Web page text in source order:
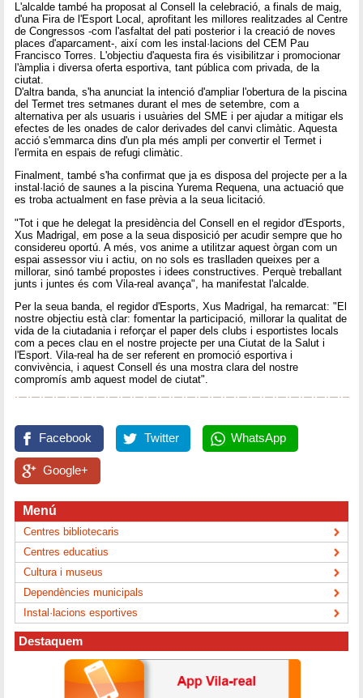
L'alcalde també ha proposat al Consell la celebració, a finals de maig,
d'una Fira de l'Esport Local, aprofitant les millores realitzades al Centre
de Congressos -com l'asfaltat del pati posterior i la creació de noves
places d'aparcament-, així com les instal·lacions del CEM Pau
Francisco Torres. L'objectiu d'aquesta fira és visibilitzar i promocionar
l'àmplia i diversa oferta esportiva, tant pública com privada, de la
ciutat.
D'altra banda, s'ha anunciat la intenció d'ampliar l'obertura de la piscina
del Termet tres setmanes durant el mes de setembre, com a
alternativa per als usuaris i usuàries del SME i per ajudar a mitigar els
efectes de les onades de calor derivades del canvi climàtic. Aquesta
acció s'emmarca dins d'un pla més ampli per convertir el Termet i
l'ermita en espais de refugi climàtic.
Finalment, també s'ha confirmat que ja es disposa del projecte per a la
instal·lació de saunes a la piscina Yurema Requena, una actuació que
es troba actualment en fase prèvia a la seua licitació.
"Tot i que he delegat la presidència del Consell en el regidor d'Esports,
Xus Madrigal, em pose a la seua disposició per acudir sempre que ho
considereu oportú. A més, vos anime a utilitzar aquest òrgan com un
espai assessor viu i actiu, on no sols es traslladen queixes per a
millorar, sinó també propostes i idees constructives. Perquè treballant
junts i juntes és com Vila-real avança", ha manifestat l'alcalde.
Per la seua banda, el regidor d'Esports, Xus Madrigal, ha remarcat: "El
nostre objectiu està clar: fomentar la participació, millorar la qualitat de
vida de la ciutadania i reforçar el paper dels clubs i esportistes locals
com a peces clau en el nostre projecte per una Ciutat de la Salut i
l'Esport. Vila-real ha de ser referent en promoció esportiva i
convivència, i aquest Consell és una mostra clara del nostre
compromís amb aquest model de ciutat".
Facebook Twitter WhatsApp
Google+
Menú
Centres bibliotecaris
Centres educatius
Cultura i museus
Dependències municipals
Instal·lacions esportives
Destaquem